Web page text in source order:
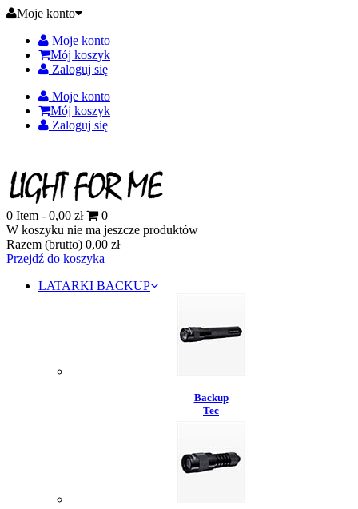
Moje konto
Moje konto
Mój koszyk
Zaloguj się
Moje konto
Mój koszyk
Zaloguj się
0 Item - 0,00 zł
0
W koszyku nie ma jeszcze produktów
Razem (brutto) 0,00 zł
Przejdź do koszyka
LATARKI BACKUP
Backup
Tec